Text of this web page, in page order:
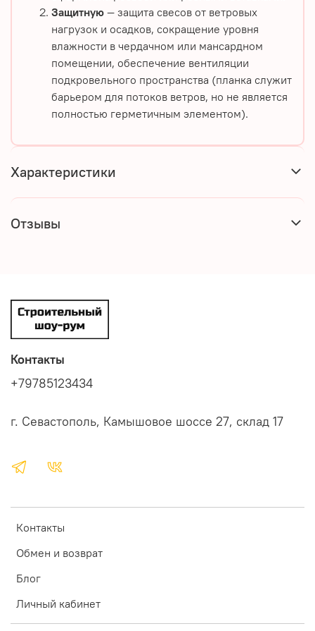
Защитную — защита свесов от ветровых
нагрузок и осадков, сокращение уровня
влажности в чердачном или мансардном
помещении, обеспечение вентиляции
подкровельного пространства (планка служит
барьером для потоков ветров, но не является
полностью герметичным элементом).
Характеристики
Отзывы
Контакты
Обмен и возврат
Блог
Личный кабинет
Контакты
+79785123434
г. Севастополь, Камышовое шоссе 27, склад 17